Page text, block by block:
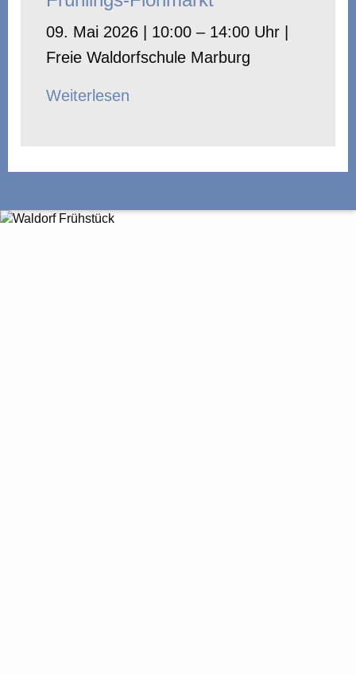
09. Mai 2026 | 10:00 – 14:00 Uhr |
Freie Waldorfschule Marburg
Weiterlesen